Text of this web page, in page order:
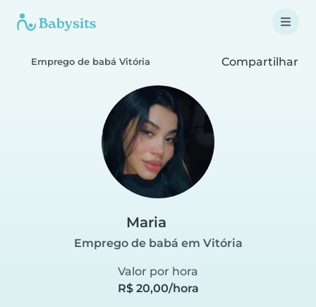
Emprego de babá Vitória Compartilhar
Maria
Emprego de babá em Vitória
Valor por hora
R$ 20,00/hora